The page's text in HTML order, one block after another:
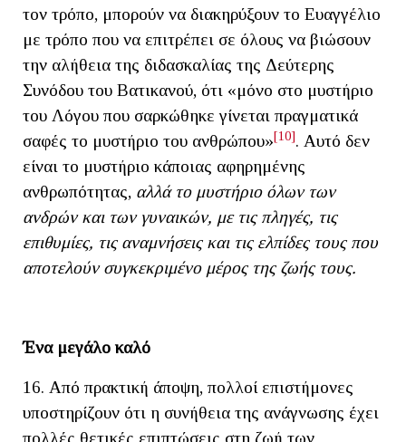
τον τρόπο, μπορούν να διακηρύξουν το Ευαγγέλιο
με τρόπο που να επιτρέπει σε όλους να βιώσουν
την αλήθεια της διδασκαλίας της Δεύτερης
Συνόδου του Βατικανού, ότι «μόνο στο μυστήριο
του Λόγου που σαρκώθηκε γίνεται πραγματικά
σαφές το μυστήριο του ανθρώπου»[10]. Αυτό δεν
είναι το μυστήριο κάποιας αφηρημένης
ανθρωπότητας, αλλά το μυστήριο όλων των
ανδρών και των γυναικών, με τις πληγές, τις
επιθυμίες, τις αναμνήσεις και τις ελπίδες τους που
αποτελούν συγκεκριμένο μέρος της ζωής τους.
Ένα μεγάλο καλό
16. Από πρακτική άποψη, πολλοί επιστήμονες
υποστηρίζουν ότι η συνήθεια της ανάγνωσης έχει